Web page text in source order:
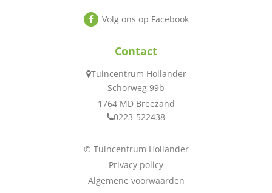
Volg ons op Facebook
Contact
Tuincentrum Hollander
Schorweg 99b
1764 MD Breezand
0223-522438
© Tuincentrum Hollander
Privacy policy
Algemene voorwaarden